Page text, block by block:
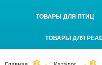
ТОВАРЫ ДЛЯ ПТИЦ
ТОВАРЫ ДЛЯ